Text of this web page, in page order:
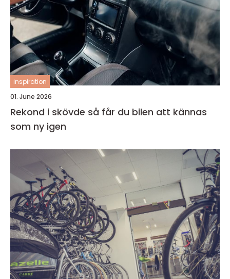
inspiration
01. June 2026
Rekond i skövde så får du bilen att kännas
som ny igen